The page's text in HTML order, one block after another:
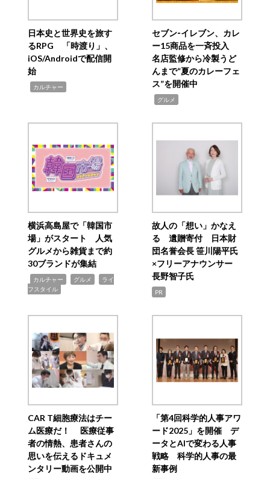
日本史と世界史を旅す
るRPG 「時渡り」、
iOS/Androidで配信開
始
カルチャー
セブン‐イレブン、カレ
ー15商品を一斉投入
名店監修から冷製うど
んまで“夏のカレーフェ
ス”を開催中
グルメ
横浜高島屋で「韓国市
場」がスタート 人気
グルメから雑貨まで約
30ブランドが集結
カルチャー グルメ
ライ
フスタイル
故人の「想い」かなえ
る 遺贈寄付 日本財
団名誉会長 笹川陽平氏
×フリーアナウンサー
長野智子氏
PR
CAR T細胞療法はチー
ム医療だ！ 医療従事
者の情熱、患者さんの
思いを伝えるドキュメ
ンタリー動画を公開中
「第4回科学的人事アワ
ード2025」を開催 デ
ータとAIで変わる人事
戦略 科学的人事の最
新事例